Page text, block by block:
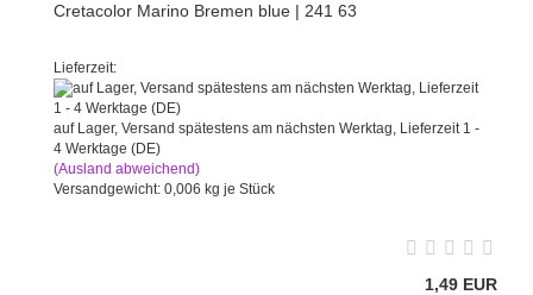
Cretacolor Marino Bremen blue | 241 63
Lieferzeit:
auf Lager, Versand spätestens am nächsten Werktag, Lieferzeit 1 -
4 Werktage (DE)
(Ausland abweichend)
Versandgewicht: 0,006 kg je Stück
1,49 EUR